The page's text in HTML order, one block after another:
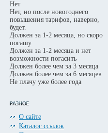
Нет
Нет, но после новогоднего
повышения тарифов, наверно,
будет.
Должен за 1-2 месяца, но скоро
погашу
Должен за 1-2 месяца и нет
возможности погасить
Должен более чем за 3 месяца
Должен более чем за 6 месяцев
Не плачу уже более года
О сайте
Каталог ссылок